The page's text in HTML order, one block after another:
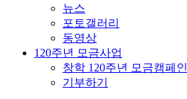
뉴스
포토갤러리
동영상
120주년 모금사업
창학 120주년 모금캠페인
기부하기